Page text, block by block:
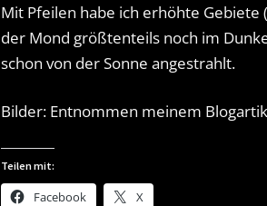
Mit Pfeilen habe ich erhöhte
der Mond größtenteils noch im
schon von der Sonne angestrahlt.
Bilder: Entnommen meinem
Teilen mit:
Facebook X